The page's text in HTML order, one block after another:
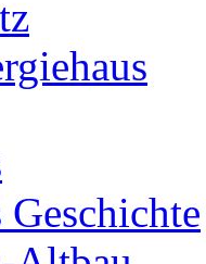
Geschichte